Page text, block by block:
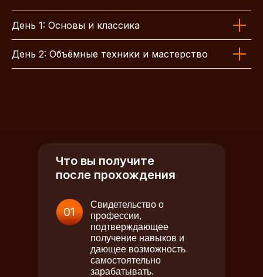
День 1: Основы и классика
День 2: Объёмные техники и мастерство
Что вы получите
после прохождения
Свидетельство о
профессии,
подтверждающее
получение навыков и
дающее возможность
самостоятельно
зарабатывать.
01